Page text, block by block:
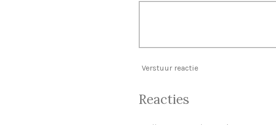
Verstuur reactie
Reacties